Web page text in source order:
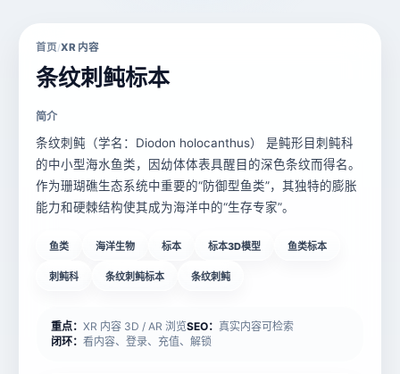
首页/XR 内容
条纹刺鲀标本
简介
条纹刺鲀（学名：Diodon holocanthus）​​ 是鲀形目刺鲀科
的中小型海水鱼类，因幼体体表具醒目的深色条纹而得名。
作为珊瑚礁生态系统中重要的“防御型鱼类”，其独特的膨胀
能力和硬棘结构使其成为海洋中的“生存专家”。
鱼类 海洋生物 标本 标本3D模型 鱼类标本
刺鲀科 条纹刺鲀标本 条纹刺鲀
重点： XR 内容 3D / AR 浏览SEO： 真实内容可检索
闭环： 看内容、登录、充值、解锁